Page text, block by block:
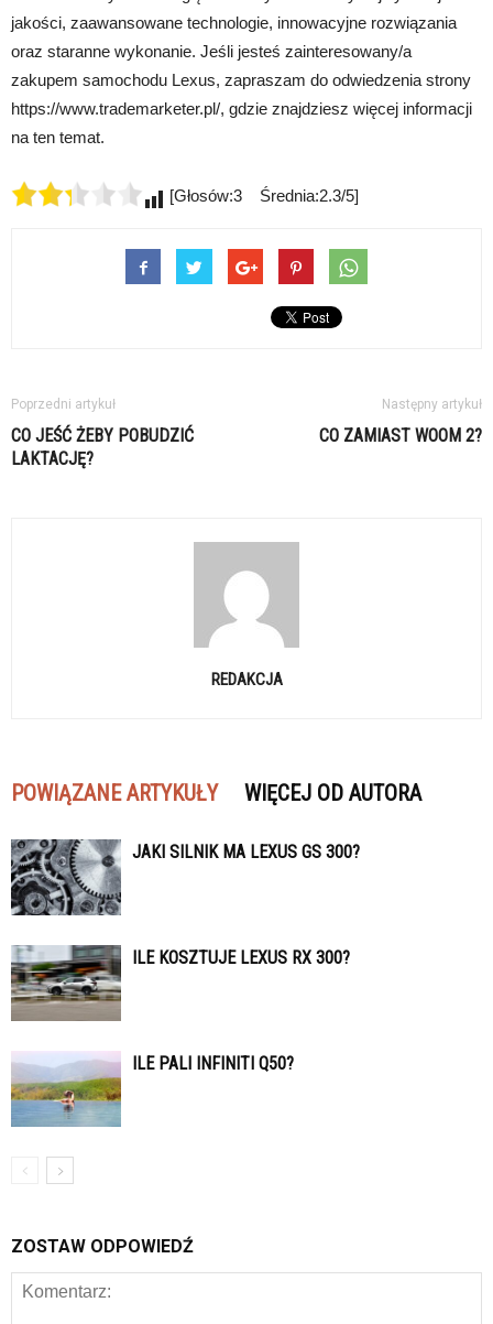
jakości, zaawansowane technologie, innowacyjne rozwiązania
oraz staranne wykonanie. Jeśli jesteś zainteresowany/a
zakupem samochodu Lexus, zapraszam do odwiedzenia strony
https://www.trademarketer.pl/, gdzie znajdziesz więcej informacji
na ten temat.
[Głosów:3 Średnia:2.3/5]
Poprzedni artykuł
CO JEŚĆ ŻEBY POBUDZIĆ
LAKTACJĘ?
Następny artykuł
CO ZAMIAST WOOM 2?
REDAKCJA
POWIĄZANE ARTYKUŁY WIĘCEJ OD AUTORA
JAKI SILNIK MA LEXUS GS 300?
ILE KOSZTUJE LEXUS RX 300?
ILE PALI INFINITI Q50?
ZOSTAW ODPOWIEDŹ